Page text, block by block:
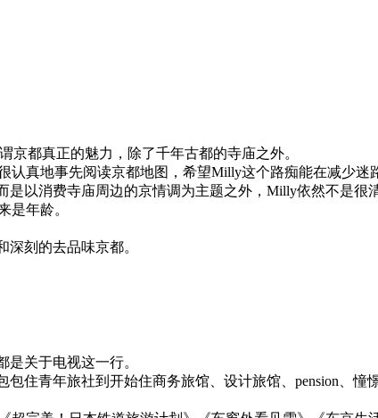
都真正的魅力，除了千年古都的寺庙之外。
真地事先阅读京都地图，希望Milly这个路痴能在减少迷
以消费寺庙周边的京情调为主题之外，Milly依然不是很
是年龄。
刻的去品味京都。
关于电视这一行。
住青年旅社到开始住商务旅馆、设计旅馆、pension、憧